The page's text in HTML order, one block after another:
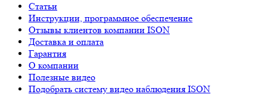
Статьи
Инструкции, программное обеспечение
Отзывы клиентов компании ISON
Доставка и оплата
Гарантия
О компании
Полезные видео
Подобрать систему видео наблюдения ISON